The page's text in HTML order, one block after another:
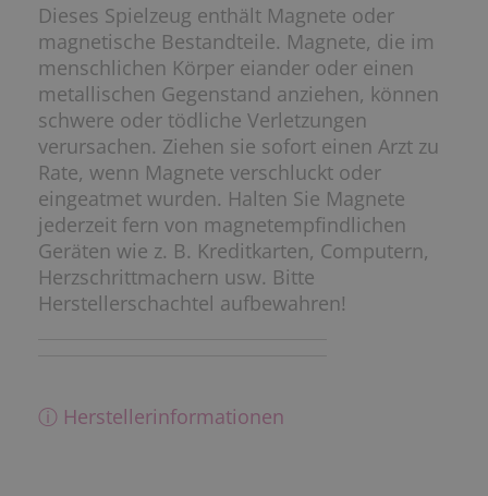
Dieses Spielzeug enthält Magnete oder
magnetische Bestandteile. Magnete, die im
menschlichen Körper eiander oder einen
metallischen Gegenstand anziehen, können
schwere oder tödliche Verletzungen
verursachen. Ziehen sie sofort einen Arzt zu
Rate, wenn Magnete verschluckt oder
eingeatmet wurden. Halten Sie Magnete
jederzeit fern von magnetempfindlichen
Geräten wie z. B. Kreditkarten, Computern,
Herzschrittmachern usw. Bitte
Herstellerschachtel aufbewahren!
ⓘ Herstellerinformationen